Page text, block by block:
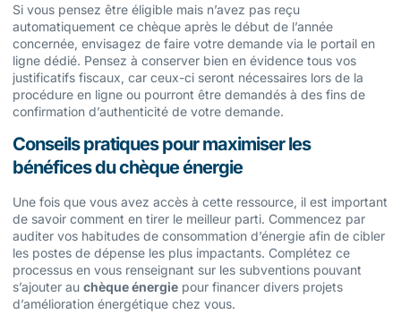
Si vous pensez être éligible mais n’avez pas reçu
automatiquement ce chèque après le début de l’année
concernée, envisagez de faire votre demande via le portail en
ligne dédié. Pensez à conserver bien en évidence tous vos
justificatifs fiscaux, car ceux-ci seront nécessaires lors de la
procédure en ligne ou pourront être demandés à des fins de
confirmation d’authenticité de votre demande.
Conseils pratiques pour maximiser les
bénéfices du chèque énergie
Une fois que vous avez accès à cette ressource, il est important
de savoir comment en tirer le meilleur parti. Commencez par
auditer vos habitudes de consommation d’énergie afin de cibler
les postes de dépense les plus impactants. Complétez ce
processus en vous renseignant sur les subventions pouvant
s’ajouter au chèque énergie pour financer divers projets
d’amélioration énergétique chez vous.